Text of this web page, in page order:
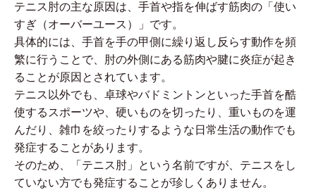
テニス肘の主な原因は、手首や指を伸ばす筋肉の「使い
すぎ（オーバーユース）」です。
具体的には、手首を手の甲側に繰り返し反らす動作を頻
繁に行うことで、肘の外側にある筋肉や腱に炎症が起き
ることが原因とされています。
テニス以外でも、卓球やバドミントンといった手首を酷
使するスポーツや、硬いものを切ったり、重いものを運
んだり、雑巾を絞ったりするような日常生活の動作でも
発症することがあります。
そのため、「テニス肘」という名前ですが、テニスをし
ていない方でも発症することが珍しくありません。